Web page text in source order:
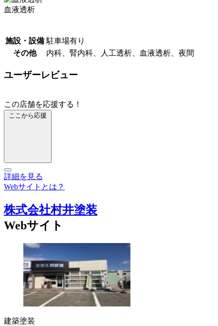
血液透析
施設・設備 駐車場有り
その他
内科、腎内科、人工透析、血液透析、夜間
ユーザーレビュー
この店舗を応援する！
ここから応援
詳細を見る
Webサイトとは？
株式会社村井塗装
Webサイト
建築塗装